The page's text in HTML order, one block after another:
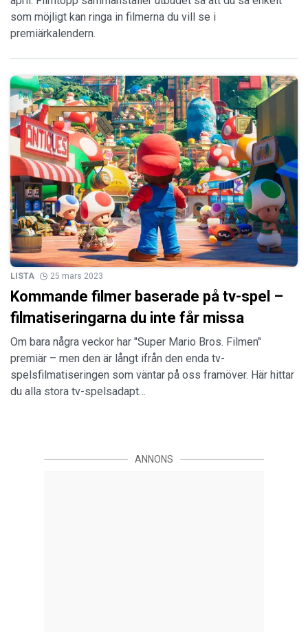
som möjligt kan ringa in filmerna du vill se i
premiärkalendern.
LISTA 25 mars 2023
Kommande filmer baserade på tv-spel –
filmatiseringarna du inte får missa
Om bara några veckor har "Super Mario Bros. Filmen"
premiär – men den är långt ifrån den enda tv-
spelsfilmatiseringen som väntar på oss framöver. Här hittar
du alla stora tv-spelsadapt…
ANNONS